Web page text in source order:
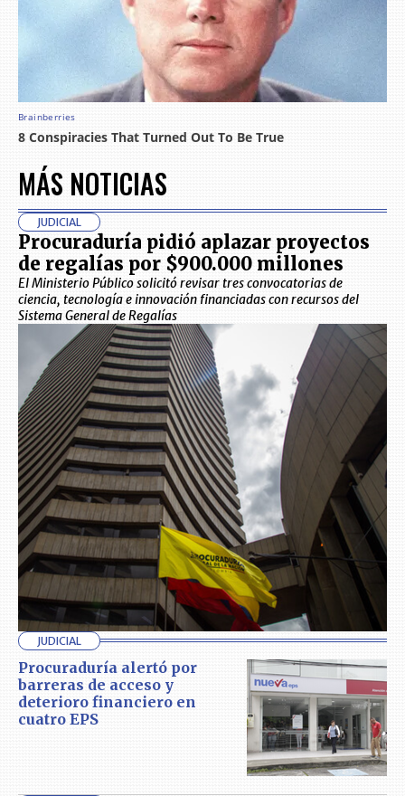
MÁS NOTICIAS
JUDICIAL
Procuraduría pidió aplazar proyectos
de regalías por $900.000 millones
El Ministerio Público solicitó revisar tres convocatorias de
ciencia, tecnología e innovación financiadas con recursos del
Sistema General de Regalías
JUDICIAL
Procuraduría alertó por
barreras de acceso y
deterioro financiero en
cuatro EPS